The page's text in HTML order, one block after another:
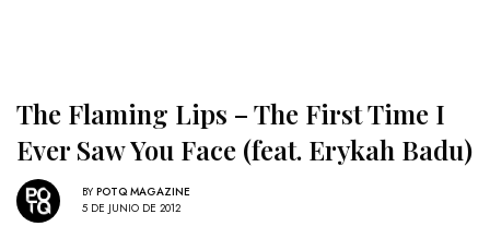
The Flaming Lips – The First Time I
Ever Saw You Face (feat. Erykah Badu)
BY POTQ MAGAZINE
5 DE JUNIO DE 2012